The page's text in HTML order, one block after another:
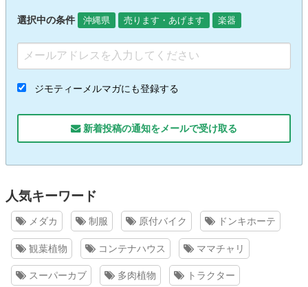
選択中の条件 沖縄県 売ります・あげます 楽器
ジモティーメルマガにも登録する
新着投稿の通知をメールで受け取る
人気キーワード
メダカ 制服 原付バイク ドンキホーテ
観葉植物 コンテナハウス ママチャリ
スーパーカブ 多肉植物 トラクター